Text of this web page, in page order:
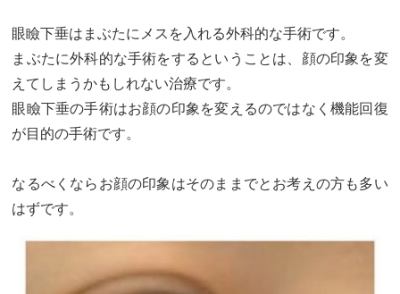
眼瞼下垂はまぶたにメスを入れる外科的な手術です。
まぶたに外科的な手術をするということは、顔の印象を変
えてしまうかもしれない治療です。
眼瞼下垂の手術はお顔の印象を変えるのではなく機能回復
が目的の手術です。
なるべくならお顔の印象はそのままでとお考えの方も多い
はずです。